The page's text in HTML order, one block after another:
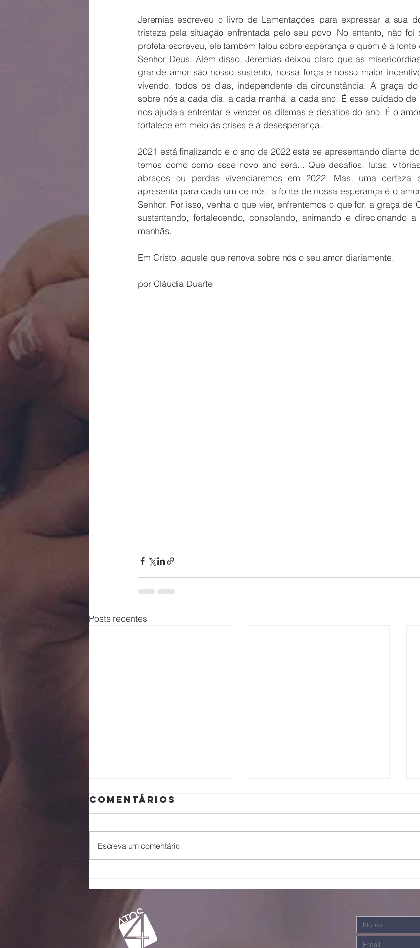
Jeremias escreveu o livro de Lamentações para expressar a sua
tristeza pela situação enfrentada pelo seu povo. No entanto, não
profeta escreveu, ele também falou sobre esperança e quem é a
Senhor Deus. Além disso, Jeremias deixou claro que as
grande amor são nosso sustento, nossa força e nosso maior
vivendo, todos os dias, independente da circunstância. A graça
sobre nós a cada dia, a cada manhã, a cada ano. É esse cuidado de
nos ajuda a enfrentar e vencer os dilemas e desafios do ano. É o
fortalece em meio às crises e à desesperança.
2021 está finalizando e o ano de 2022 está se apresentando diante
temos como como esse novo ano será... Que desafios, lutas,
abraços ou perdas vivenciaremos em 2022. Mas, uma certeza
apresenta para cada um de nós: a fonte de nossa esperança é o
Senhor. Por isso, venha o que vier, enfrentemos o que for, a graça de
sustentando, fortalecendo, consolando, animando e direcionando
manhãs.
Em Cristo, aquele que renova sobre nós o seu amor diariamente,
por Cláudia Duarte
Posts recentes
galhos
mais fortes
Comentários
Escreva um comentário